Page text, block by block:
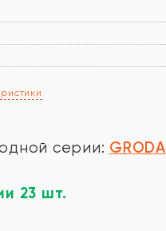
серии: GRODA
23 шт.